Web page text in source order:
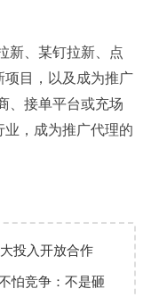
新、某钉拉新、点
目，以及成为推广
、接单平台或充场
，成为推广代理的
投入开放合作
怕竞争：不是砸